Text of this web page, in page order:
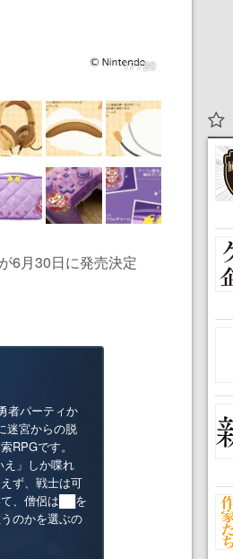
17 / 20
6月30日に発売決定
者パーティか
迷宮からの脱
RPGです。
え」しか喋れ
ず、戦士は可
、僧侶は██を
のかを選ぶの